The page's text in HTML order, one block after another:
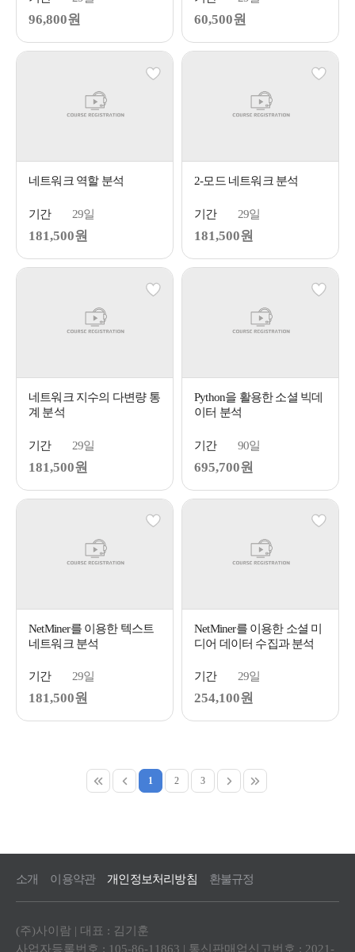
96,800원 60,500원
네트워크 역할 분석
기간 29일
181,500원
2-모드 네트워크 분석
기간 29일
181,500원
네트워크 지수의 다변량 통
계 분석
기간 29일
181,500원
Python을 활용한 소셜 빅데
이터 분석
기간 90일
695,700원
NetMiner를 이용한 텍스트
네트워크 분석
기간 29일
181,500원
NetMiner를 이용한 소셜 미
디어 데이터 수집과 분석
기간 29일
254,100원
1 2 3
소개 이용약관 개인정보처리방침 환불규정
(주)사이람 | 대표 : 김기훈
사업자등록번호 : 105-86-11863 | 통신판매업신고번호 : 2021-